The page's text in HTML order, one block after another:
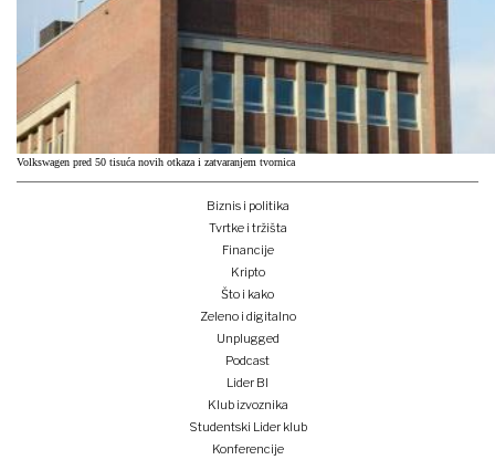
Volkswagen pred 50 tisuća novih otkaza i zatvaranjem tvornica
Biznis i politika
Tvrtke i tržišta
Financije
Kripto
Što i kako
Zeleno i digitalno
Unplugged
Podcast
Lider BI
Klub izvoznika
Studentski Lider klub
Konferencije